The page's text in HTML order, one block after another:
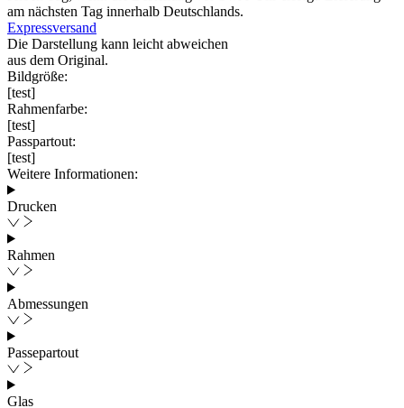
am nächsten Tag innerhalb Deutschlands.
Expressversand
Die Darstellung kann leicht abweichen
aus dem Original.
Bildgröße:
[test]
Rahmenfarbe:
[test]
Passpartout:
[test]
Weitere Informationen:
Drucken
Rahmen
Abmessungen
Passepartout
Glas